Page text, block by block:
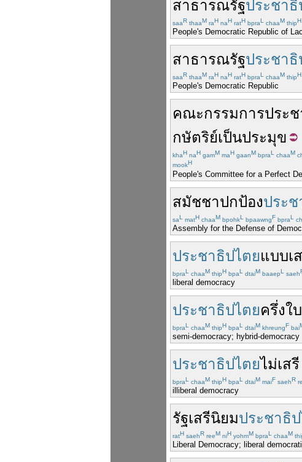
สาธารณรัฐประชาธิ
saaR thaaM raH naH ratH bpraL chaaM thipH
People's Democratic Republic of
สาธารณรัฐประชาธิ
saaR thaaM raH naH ratH bpraL chaaM thipH
People's Democratic Republic
คณะกรรมการประ
กษัตริย์เป็นประมุข
khaH naH gamM maH gaanM bpraL chaaM
mookH
People's Committee for a Perfect
สมัชชาปกป้องประช
saL matH chaaM bpohkL bpaawngF bpraL
Assembly for the Defense of
ประชาธิปไตยแบบเ
bpraL chaaM thipH bpaL dtaiM baaepL saeh
liberal democracy
ประชาธิปไตยครึ่งใบ
bpraL chaaM thipH bpaL dtaiM khreungF bai
semi-democracy; hybrid-democracy
ประชาธิปไตยไม่เสรี
bpraL chaaM thipH bpaL dtaiM maiF saehR
illiberal democracy
รัฐเสรีนิยมประชาธิ
ratH saehR reeM niH yohmM bpraL chaaM
Liberal Democracy; liberal